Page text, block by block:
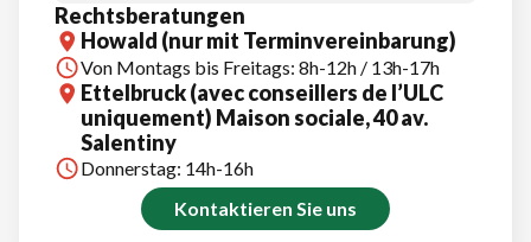
Rechtsberatungen
Howald (nur mit Terminvereinbarung)
Von Montags bis Freitags: 8h-12h / 13h-17h
Ettelbruck (avec conseillers de l’ULC
uniquement) Maison sociale, 40 av.
Salentiny
Donnerstag: 14h-16h
Kontaktieren Sie uns